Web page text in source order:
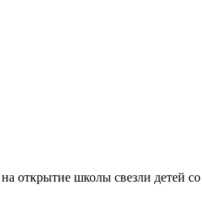
открытие школы свезли детей